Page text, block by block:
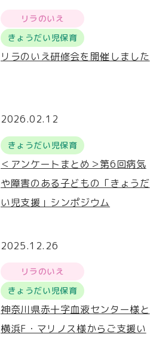
リラのいえ
きょうだい児保育
リラのいえ研修会を開催しました
2026.02.12
きょうだい児保育
＜アンケートまとめ＞第6回病気
や障害のある子どもの「きょうだ
い児支援」シンポジウム
2025.12.26
リラのいえ
きょうだい児保育
神奈川県赤十字血液センター様と
横浜F・マリノス様からご支援い